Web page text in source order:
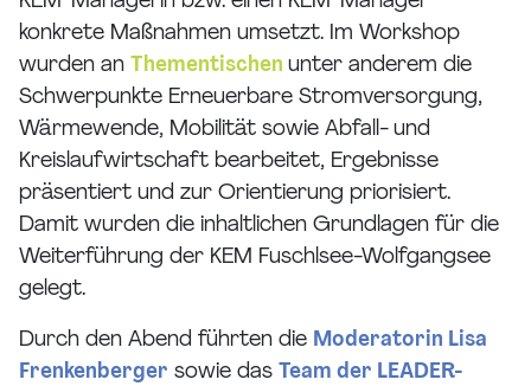
konkrete Maßnahmen umsetzt. Im Workshop
wurden an Thementischen unter anderem die
Schwerpunkte Erneuerbare Stromversorgung,
Wärmewende, Mobilität sowie Abfall- und
Kreislaufwirtschaft bearbeitet, Ergebnisse
präsentiert und zur Orientierung priorisiert.
Damit wurden die inhaltlichen Grundlagen für die
Weiterführung der KEM Fuschlsee-Wolfgangsee
gelegt.
Durch den Abend führten die Moderatorin Lisa
Frenkenberger sowie das Team der LEADER-